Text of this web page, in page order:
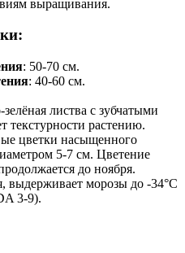
выращивания.
: 50-70 см.
: 40-60 см.
листва с зубчатыми
текстурности растению.
цветки насыщенного
5-7 см. Цветение
до ноября.
выдерживает морозы до -34°C
3-9).